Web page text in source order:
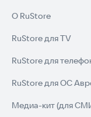
О RuStore
RuStore для TV
RuStore для
RuStore для ОС
Медиа-кит (для